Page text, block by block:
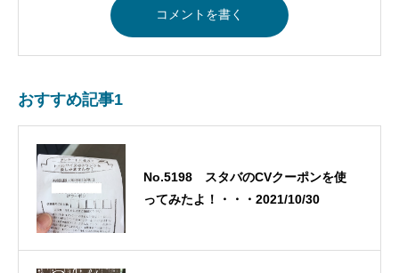
おすすめ記事1
No.5198 スタバのCVクーポンを使
ってみたよ！・・・2021/10/30